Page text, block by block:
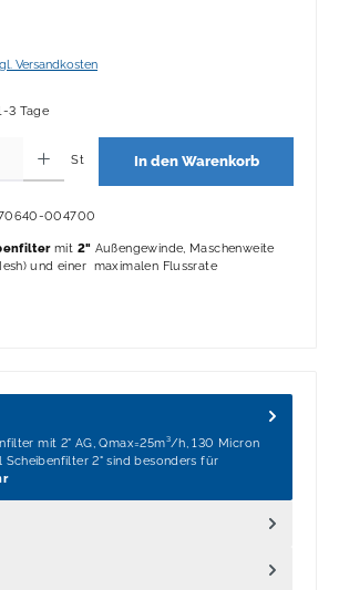
Versandkosten
3 Tage
St In den Warenkorb
004700
mit 2" Außengewinde, Maschenweite
und einer maximalen Flussrate
mit 2" AG, Qmax=25m³/h, 130 Micron
Scheibenfilter 2" sind besonders für